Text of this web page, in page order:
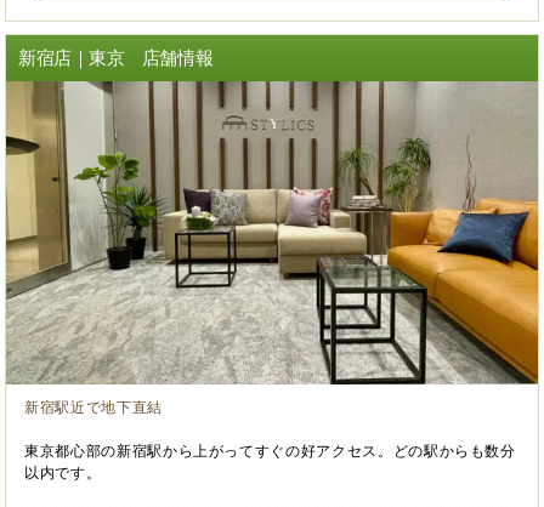
新宿店｜東京 店舗情報
新宿駅近で地下直結
東京都心部の新宿駅から上がってすぐの好アクセス。どの駅からも数分
以内です。